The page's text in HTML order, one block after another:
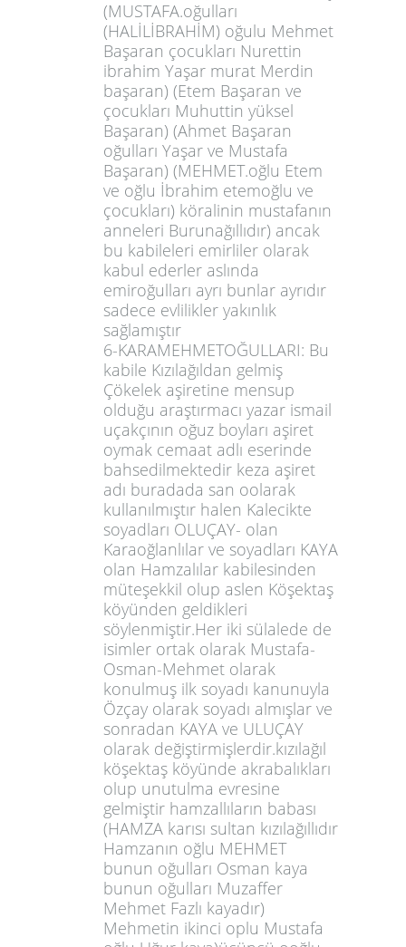
(MUSTAFA.oğulları
(HALİLİBRAHİM) oğulu Mehmet
Başaran çocukları Nurettin
ibrahim Yaşar murat Merdin
başaran) (Etem Başaran ve
çocukları Muhuttin yüksel
Başaran) (Ahmet Başaran
oğulları Yaşar ve Mustafa
Başaran) (MEHMET.oğlu Etem
ve oğlu İbrahim etemoğlu ve
çocukları) köralinin mustafanın
anneleri Burunağıllıdır) ancak
bu kabileleri emirliler olarak
kabul ederler aslında
emiroğulları ayrı bunlar ayrıdır
sadece evlilikler yakınlık
sağlamıştır
6-KARAMEHMETOĞULLARI: Bu
kabile Kızılağıldan gelmiş
Çökelek aşiretine mensup
olduğu araştırmacı yazar ismail
uçakçının oğuz boyları aşiret
oymak cemaat adlı eserinde
bahsedilmektedir keza aşiret
adı buradada san oolarak
kullanılmıştır halen Kalecikte
soyadları OLUÇAY- olan
Karaoğlanlılar ve soyadları KAYA
olan Hamzalılar kabilesinden
müteşekkil olup aslen Köşektaş
köyünden geldikleri
söylenmiştir.Her iki sülalede de
isimler ortak olarak Mustafa-
Osman-Mehmet olarak
konulmuş ilk soyadı kanunuyla
Özçay olarak soyadı almışlar ve
sonradan KAYA ve ULUÇAY
olarak değiştirmişlerdir.kızılağıl
köşektaş köyünde akrabalıkları
olup unutulma evresine
gelmiştir hamzallıların babası
(HAMZA karısı sultan kızılağıllıdır
Hamzanın oğlu MEHMET
bunun oğulları Osman kaya
bunun oğulları Muzaffer
Mehmet Fazlı kayadır)
Mehmetin ikinci oplu Mustafa